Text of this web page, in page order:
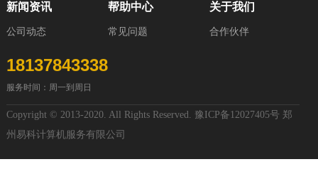
新闻资讯
公司动态
帮助中心
常见问题
关于我们
合作伙伴
18137843338
服务时间：周一到周日
Copyright © 2013-2020. All Rights Reserved. 豫ICP备12027405号郑
州易科计算机服务有限公司